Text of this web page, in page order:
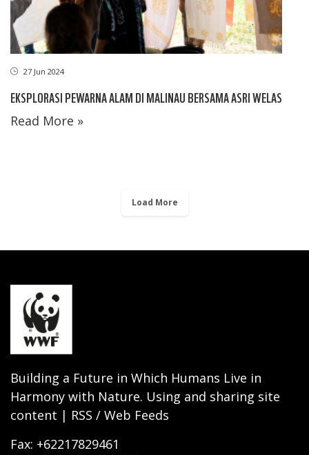
27 Jun 2024
EKSPLORASI PEWARNA ALAM DI MALINAU BERSAMA ASRI WELAS
Read More »
Load More
Building a Future in Which Humans Live in
Harmony with Nature. Using and sharing site
content | RSS / Web Feeds
Fax: +62217829461